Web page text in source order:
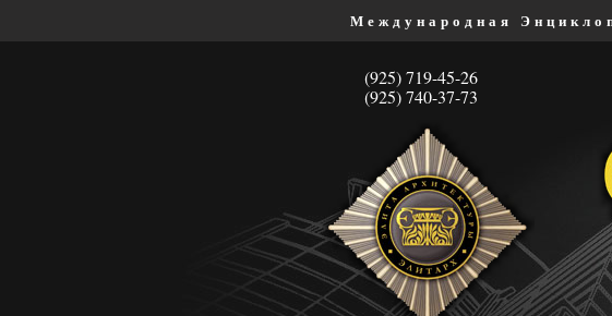
Международная
(925) 719-45-26
(925) 740-37-73